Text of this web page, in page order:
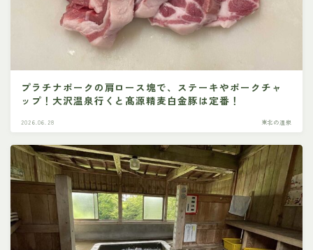
プラチナポークの肩ロース塊で、ステーキやポークチャ
ップ！大沢温泉行くと髙源精麦白金豚は定番！
2026.06.28 東北の温泉